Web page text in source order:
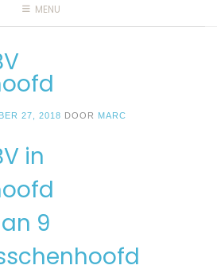
MENU
27, 2018 DOOR MARC
in
9